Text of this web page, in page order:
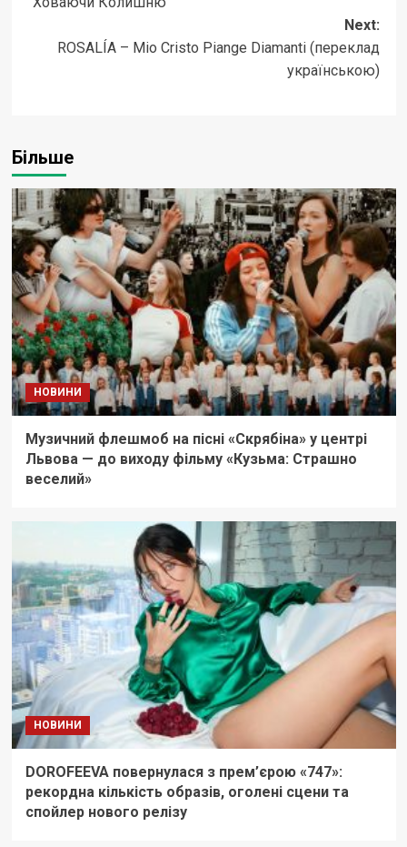
Next:
ROSALÍA – Mio Cristo Piange Diamanti (переклад
українською)
Більше
НОВИНИ
Музичний флешмоб на пісні «Скрябіна» у центрі
Львова — до виходу фільму «Кузьма: Страшно
веселий»
НОВИНИ
DOROFEEVA повернулася з прем’єрою «747»:
рекордна кількість образів, оголені сцени та
спойлер нового релізу